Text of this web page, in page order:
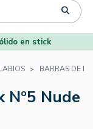
en stick
LABIOS BARRAS DE
Nº5 Nude